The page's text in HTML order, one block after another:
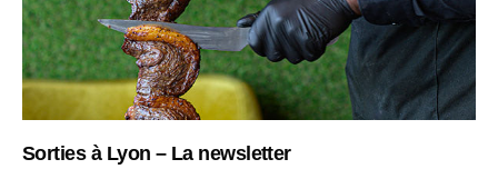
Sorties à Lyon – La newsletter